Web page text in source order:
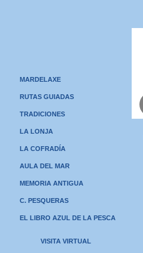
MARDELAXE
RUTAS GUIADAS
TRADICIONES
LA LONJA
LA COFRADÍA
AULA DEL MAR
MEMORIA ANTIGUA
C. PESQUERAS
EL LIBRO AZUL DE LA PESCA
VISITA VIRTUAL